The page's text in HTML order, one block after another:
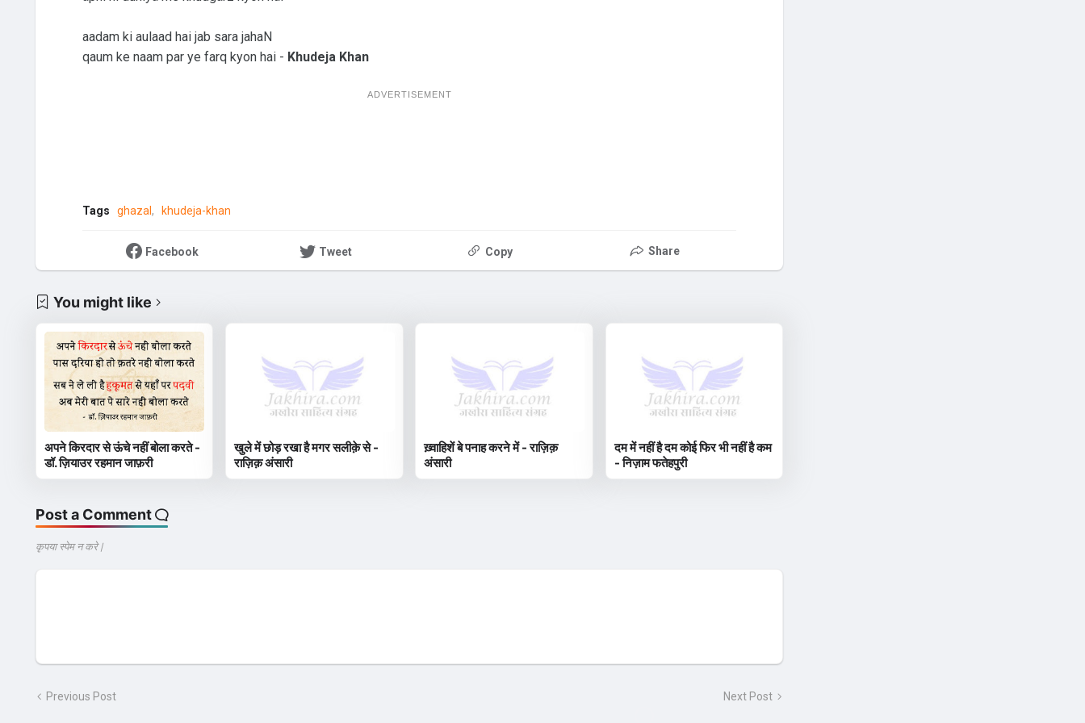
aadam ki aulaad hai jab sara jahaN
qaum ke naam par ye farq kyon hai - Khudeja Khan
ADVERTISEMENT
Tags ghazal khudeja-khan
Facebook Tweet Copy Share
You might like
अपने किरदार से ऊंचे नहीं बोला करते -
डॉ. ज़ियाउर रहमान जाफ़री
खुले में छोड़ रखा है मगर सलीक़े से -
राज़िक़ अंसारी
ख़्वाहिशें बे पनाह करने में - राज़िक़
अंसारी
दम में नहीं है दम कोई फिर भी नहीं है कम
- निज़ाम फतेहपुरी
Post a Comment
कृपया स्पेम न करे |
Previous Post Next Post